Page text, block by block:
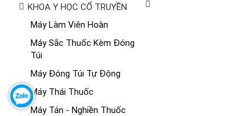
KHOA Y HỌC CỔ TRUYỀN
Máy Làm Viên Hoàn
Máy Sắc Thuốc Kèm Đóng
Túi
Máy Đóng Túi Tự Động
Máy Thái Thuốc
Máy Tán - Nghiền Thuốc